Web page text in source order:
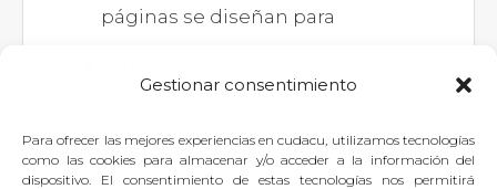
Gestionar consentimiento
Para ofrecer las mejores experiencias en cudacu, utilizamos tecnologías
como las cookies para almacenar y/o acceder a la información del
dispositivo. El consentimiento de estas tecnologías nos permitirá
páginas se diseñan para
mantener entretenidos a los
diseño? 01:17:00